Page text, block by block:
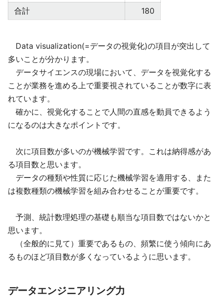
合計
180
Data visualization(=データの視覚化)の項目が突出して
多いことが分かります。
データサイエンスの現場において、データを視覚化する
ことが業務を進める上で重要視されていることが数字に表
れています。
確かに、視覚化することで人間の直感を動員できるよう
になるのは大きなポイントです。
次に項目数が多いのが機械学習です。これは納得感があ
る項目数と思います。
データの種類や性質に応じた機械学習を適用する、また
は複数種類の機械学習を組み合わせることが重要です。
予測、統計数理処理の基礎も順当な項目数ではないかと
思います。
（全般的に見て）重要であるもの、頻繁に使う傾向にあ
るものほど項目数が多くなっているように思います。
データエンジニアリング力